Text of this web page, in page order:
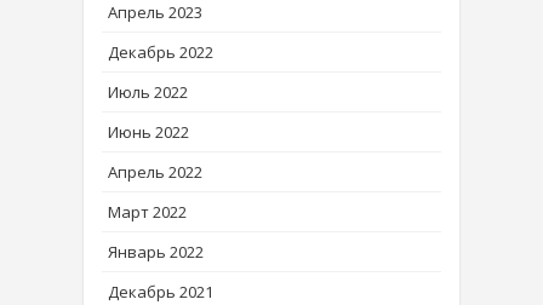
Апрель 2023
Декабрь 2022
Июль 2022
Июнь 2022
Апрель 2022
Март 2022
Январь 2022
Декабрь 2021